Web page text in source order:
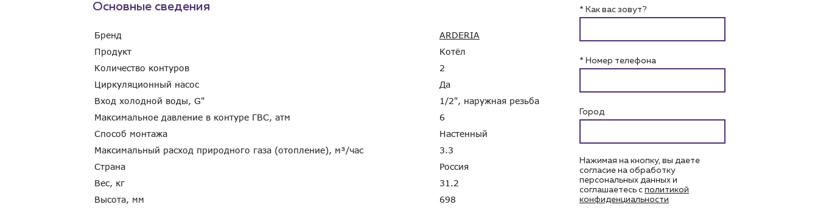
Основные сведения
Бренд
ARDERIA
Продукт
Котёл
Количество контуров
2
Циркуляционный насос
Да
Вход холодной воды, G"
1/2", наружная резьба
Максимальное давление в контуре ГВС, атм
6
Способ монтажа
Настенный
Максимальный расход природного газа (отопление), м³/час
3.3
Страна
Россия
Вес, кг
31.2
Высота, мм
698
* Как вас зовут?
* Номер телефона
Город
Нажимая на кнопку, вы даете
согласие на обработку
персональных данных и
соглашаетесь c политикой
конфиденциальности